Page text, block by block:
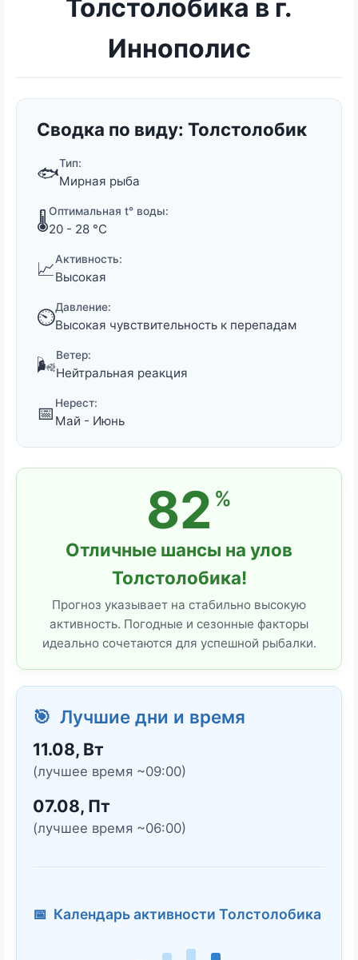
Толстолобика в г.
Иннополис
Сводка по виду: Толстолобик
🐟Тип:
Мирная рыба
🌡️Оптимальная t° воды:
20 - 28 °C
📈Активность:
Высокая
⏲️Давление:
Высокая чувствительность к перепадам
🌬️Ветер:
Нейтральная реакция
📅 Нерест:
Май - Июнь
82 %
Отличные шансы на улов
Толстолобика!
Прогноз указывает на стабильно высокую
активность. Погодные и сезонные факторы
идеально сочетаются для успешной рыбалки.
🎯 Лучшие дни и время
11.08, Вт
(лучшее время ~09:00)
07.08, Пт
(лучшее время ~06:00)
📅 Календарь активности Толстолобика